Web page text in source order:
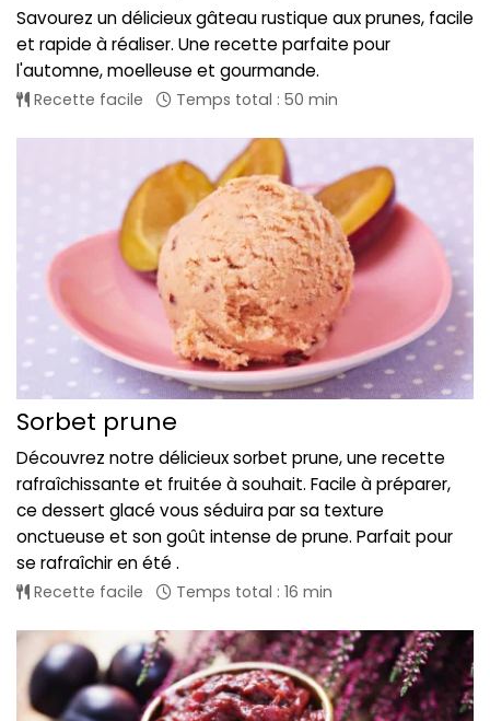
Savourez un délicieux gâteau rustique aux prunes, facile
et rapide à réaliser. Une recette parfaite pour
l'automne, moelleuse et gourmande.
Recette facile Temps total : 50 min
Sorbet prune
Découvrez notre délicieux sorbet prune, une recette
rafraîchissante et fruitée à souhait. Facile à préparer,
ce dessert glacé vous séduira par sa texture
onctueuse et son goût intense de prune. Parfait pour
se rafraîchir en été .
Recette facile Temps total : 16 min